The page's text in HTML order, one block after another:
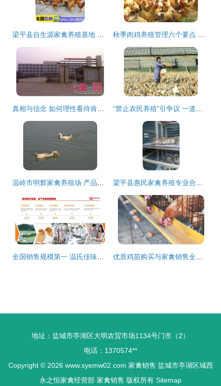
地址：盐城市亭湖区大明农贸市场1134号门市（2）
电话：1370574**
Copyright © 2026 www.syemw02.com 家禽销售 盐城市亭湖区城西
永之恒家禽经营部 家禽销售 版权所有 Sitemap